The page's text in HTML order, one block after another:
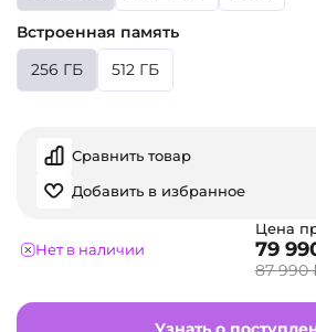
Встроенная память
256 ГБ
512 ГБ
Сравнить товар
Добавить в избранное
Нет в наличии
Цена
79
87 990